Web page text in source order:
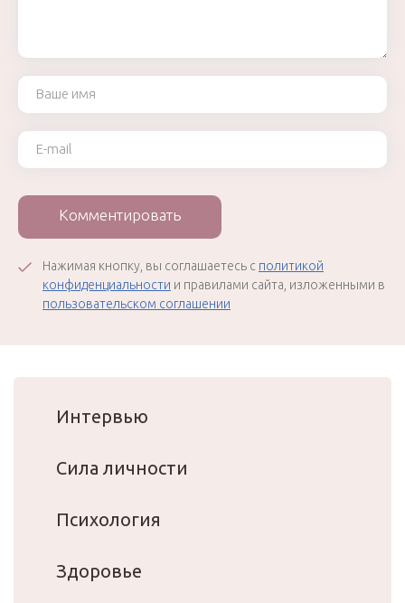
Ваше имя
Ваш e-mail
Комментировать
Нажимая кнопку, вы соглашаетесь с политикой
конфиденциальности и правилами сайта, изложенными в
пользовательском соглашении
Интервью
Сила личности
Психология
Здоровье